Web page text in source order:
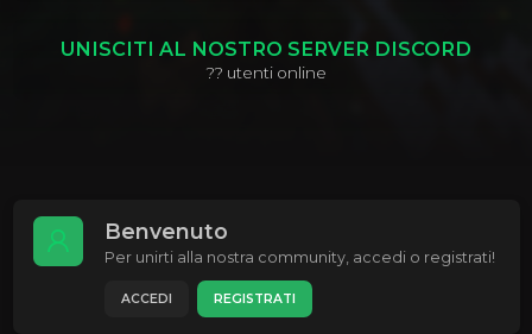
UNISCITI AL NOSTRO SERVER DISCORD
?? utenti online
Benvenuto
Per unirti alla nostra community, accedi o registrati!
ACCEDI REGISTRATI